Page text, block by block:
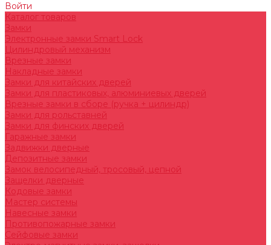
Войти
Каталог товаров
Замки
Электронные замки Smart Lock
Цилиндровый механизм
Врезные замки
Накладные замки
Замки для китайских дверей
Замки для пластиковых, алюминиевых дверей
Врезные замки в сборе (ручка + цилиндр)
Замки для рольставней
Замки для финских дверей
Гаражные замки
Задвижки дверные
Депозитные замки
Замок велосипедный, тросовый, цепной
Защелки дверные
Кодовые замки
Мастер системы
Навесные замки
Противопожарные замки
Сейфовые замки